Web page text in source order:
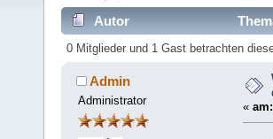
Autor
0 Mitglieder und 1 Gast betrachten
Admin
Administrator
« am: